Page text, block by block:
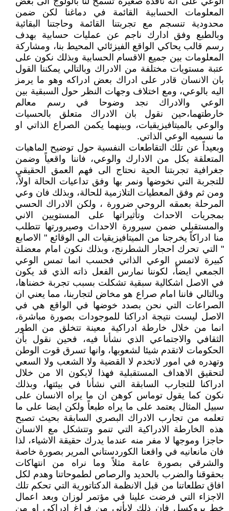
المعلومات الحسابية القائمة في دماغنا لكن ضمن
محدودية تنسجم مع تجربتنا القائمة وحاجتنا البقائية
وبالطبع وفق ادارك ناجم عن عمليات حسابية بهدف
رسم قالب يحاكي الواقع الفيزئائي المحيط بنا، ومشاركة
المعلومات بين جميع الاقسام الحسابية وبذلك نكون على
عتبة مستويات مختلفة من الادراك وبالتالي يمكننا القول
بان الانسان قادر على ادراك بعض ادراكه وهو ما يرمز
اليه بالوعي، ومع اختلاف وجهات النظر حول السبقية بين
الوعي والادراك نجد وضوحا في رسم معالم
خارطتهما،حين نقول بان الادراك متعلق بالحسيات
والوعي بالميتافيزيقيات، وبينهما يكمن الصراع الذاتي او
ما نسميه الوعي الذاتي.
وبعيداً عن تلك التقاطعات النفسية حول توضيح الماهيات
المتعلقة بكل من الادارك والوعي، فاننا واقعياً وضمن
جغرافية تجربتنا الحية نحتاج الى فهم العمق الحقيقي
للتجربة التي نخوضها ونمر بها وفق تداعيات الحالة اولاً،
ومن ثم وفق المعطيات التلازمية للحالة، وبذلك فان وعي
المرحلة بعمقه الروحي ضرورة ، ولكن الادراك الحسي
بمجريات الاحداث وتأثيراتها على المستويين الاني
والمستقبلي ضمن سيرورة الاحداث وصيرورتها تتطلب
منا ادراكاً يخرجنا من الميتافيزيقيات الى الوقائع " الاصابع
" التي تحرك احجار الشطرنج، وبذلك نكون امام معضلة
كبيرة لاتمس الوعي الذاتي فحسب انما تمس الوعي
الجمعي ايضاً، لكوننا نمارس الفعل ذاته الذي قد يكون
في الاصل اشكالية سبقية تشكلت بسبب تجربة خضناها،
وبالتالي فاننا امام صراع هو مخاض لتجاربنا، مما يعني ان
الصراعات التي نحن بصدد خوضها في الواقع هي في
الاصل ليست نتيجة ادراكنا للموجودات بصورة مباشرة،
انما من خلال خارطة ادراكية معينة تتخلق من الطور
الثقافي والاجتماعي الذي نشأنا فيه، فحين نقول بأن
الحكومات لاتقدم شيئا لشعوبها، وانها تسرق قوت الوطن
وتهدره في امور لاتخدم لا القضية ولا الشعب ولا السعي
لتحقيق الاهداف المستقبلية فهذا لايكون الا من خلال
ادراكنا للتجارب السابقة التي نشأنا في بيئتها، وبذلك
نكون كما يقول توماس كوهن ان ما يراه الانسان على
سبيل المثال يعتمد على ما يراه طبعاً ولكن ايضا على ما
تعلمه من تجارب الادراك البصري السابقة بحيث تصبح
هذه الخارطة الادراكية التي تنمو وتتشكل مع الانسان
حاجزا وموجها لا مفر منه عندما يدرك حقيقة الاشياء، لذا
فان مانعانيه في واقعنا الكوردستاني المرير بصورة خاصة
والشرقي بصورة عامة مثلاً وما نراه من انتهاكات
بحقوقنا والضرب بالحديد والرصاص لطموحاتنا وهدم لكل
افاق تطلعاتنا من قبل الانظمة الدكتاتورية التي تحكم تلك
الاجزاء التي فرضت علينا في مؤتمر لوزان وبعد اعمال
خط بروكسل فان ذلك لايأتي من فراغ ادراكي او من